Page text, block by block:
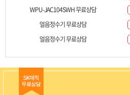
WPU-JAC104SWH 무료상담
얼음정수기 무료상담
얼음정수기 무료상담